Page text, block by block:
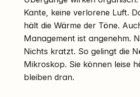
Kante, keine verlorene Luft.
hält die Wärme der Töne.
Management ist angenehm.
Nichts kratzt. So gelingt die
Mikroskop. Sie können leise
bleiben dran.